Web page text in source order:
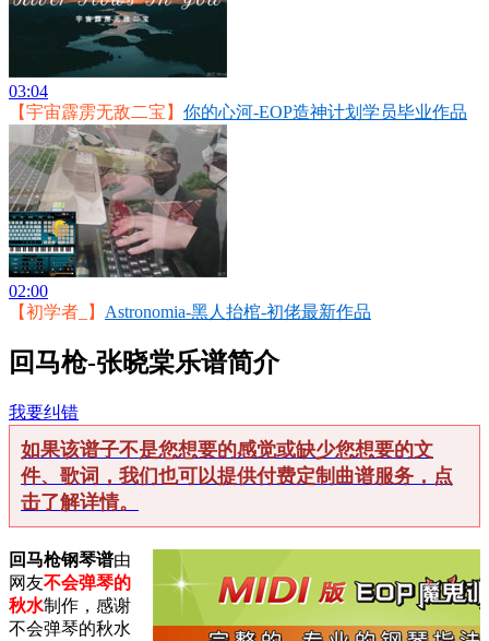
03:04
【宇宙霹雳无敌二宝】 你的心河-EOP造神计划学员毕业作品
02:00
【初学者_】 Astronomia-黑人抬棺-初佬最新作品
回马枪-张晓棠乐谱简介
我要纠错
如果该谱子不是您想要的感觉或缺少您想要的文
件、歌词，我们也可以提供付费定制曲谱服务，点
击了解详情。
回马枪钢琴谱由
网友不会弹琴的
秋水制作，感谢
不会弹琴的秋水